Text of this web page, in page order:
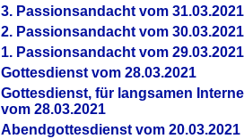
3. Passionsandacht vom 31.03.2021
2. Passionsandacht vom 30.03.2021
1. Passionsandacht vom 29.03.2021
Gottesdienst vom 28.03.2021
Gottesdienst, für langsamen
vom 28.03.2021
Abendgottesdienst vom 20.03.2021